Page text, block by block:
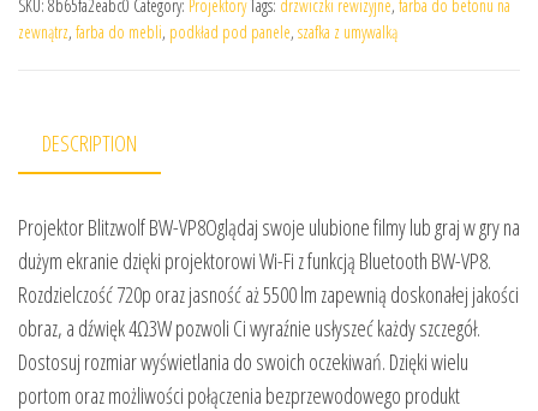
SKU: 8b65fa2eabc0 Category: ProjektoryTags: drzwiczki rewizyjne, farba do betonu na
zewnątrz, farba do mebli, podkład pod panele, szafka z umywalką
DESCRIPTION
Projektor Blitzwolf BW-VP8Oglądaj swoje ulubione filmy lub graj w gry na
dużym ekranie dzięki projektorowi Wi-Fi z funkcją Bluetooth BW-VP8.
Rozdzielczość 720p oraz jasność aż 5500 lm zapewnią doskonałej jakości
obraz, a dźwięk 4Ω3W pozwoli Ci wyraźnie usłyszeć każdy szczegół.
Dostosuj rozmiar wyświetlania do swoich oczekiwań. Dzięki wielu
portom oraz możliwości połączenia bezprzewodowego produkt